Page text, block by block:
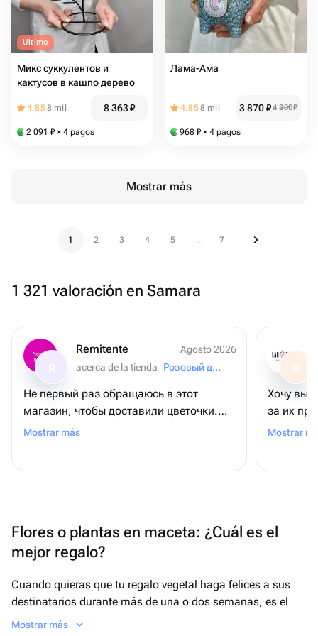
Último
Микс суккулентов и
кактусов в кашпо дерево
4.858 mil 8 363₽
2 091 ₽ × 4 pagos
Лама-Ама
4.858 mil 3 870₽4 300₽
968 ₽ × 4 pagos
Mostrar más
1 2 3 4 5 ... 7
1 321 valoración en Samara
Remitente
Agosto 2026
acerca de la tienda
Розовый домик
Не первый раз обращаюсь в этот
магазин, чтобы доставили цветочки.
Цены приемлемые и цветы всегда
Mostrar más
R
Хочу выразить
за их
Mostrar
Flores o plantas en maceta: ¿Cuál es el
mejor regalo?
Cuando quieras que tu regalo vegetal haga felices a sus
destinatarios durante más de una o dos semanas, es el
momento de recurrir a las plantas de flor en maceta. A
Mostrar más